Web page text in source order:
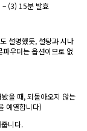
(3) 15분 발효
설명했듯, 설탕과 시나
우더는 옵션이므로 없
을 때, 되돌아오지 않는
예열합니다)
니다.